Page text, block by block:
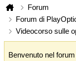
Forum
Forum di
Videocorso sulle
Benvenuto nel